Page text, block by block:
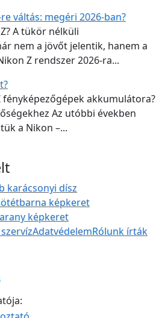
váltás: megéri 2026-ban?
A tükör nélküli
nem a jövőt jelentik, hanem a
Z rendszer 2026-ra...
akkumulátora?
Az utóbbi években
a Nikon –...
karácsonyi dísz
képkeret
képkeret
AdatvédelemRólunk írták